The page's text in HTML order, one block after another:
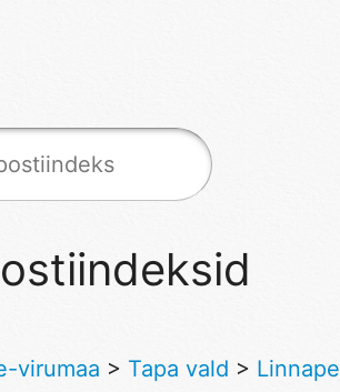
virumaa > Tapa vald > Linnape